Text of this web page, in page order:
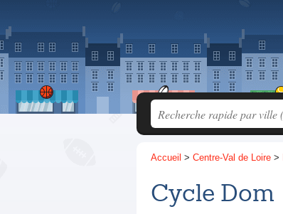
Accueil > Centre-Val de Loire >
Cycle Dom